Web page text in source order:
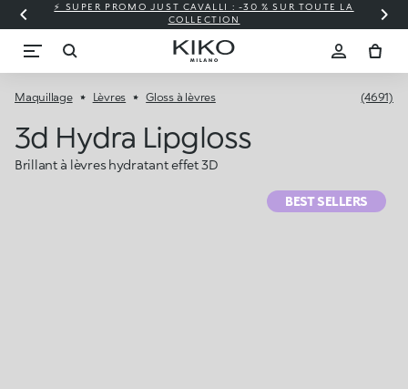
⚡ SUPER PROMO JUST CAVALLI : -30 % SUR TOUTE LA
COLLECTION
Maquillage Lèvres Gloss à lèvres (4691)
3d Hydra Lipgloss
Brillant à lèvres hydratant effet 3D
BEST SELLERS